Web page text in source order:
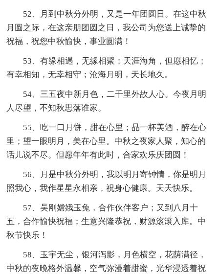
52、月到中秋分外明，又是一年团圆日。在这中秋
月圆之际，在这亲朋团圆之日，我公司为您送上诚挚的
祝福，祝您中秋愉快，事业圆满！
53、有缘相遇，无缘相聚；天涯海角，但愿相忆；
有幸相知，无幸相守；沧海月明，天长地久。
54、三五夜中新月色，二千里外故人心。今夜月明
人尽望，不知秋思落谁家。
55、吃一口月饼，甜在心里；品一杯美酒，醉在心
里；望一眼明月，美在心里。中秋之夜家人聚，知心的
话儿说不尽。但愿年年有此时，合家欢乐庆团圆！
56、月是中秋分外明，我以明月寄钟情，你是明月
照我心，我作星星永相亲，祝身心健康。天天快乐。
57、吴刚嫦娥玉兔，合作伙伴客户；又到八月十
五，合作愉快祝福；生意兴隆恭祝，财源滚滚入库。中
秋节快乐！
58、玉宇无尘，银河泻影，月色横空，花荫满径，
中秋的夜晚格外温馨，空气弥漫着甜蜜，光华浸透着祝